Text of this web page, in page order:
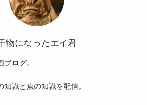
物になったエイ君
ログ。
知識と魚の知識を配信。